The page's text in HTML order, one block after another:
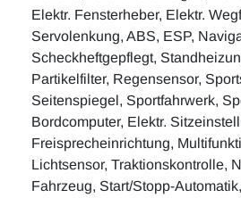
Elektr. Fensterheber, Elektr.
Servolenkung, ABS, ESP,
Scheckheftgepflegt,
Partikelfilter, Regensensor,
Seitenspiegel, Sportfahrwerk,
Bordcomputer, Elektr.
Freisprecheinrichtung,
Lichtsensor, Traktionskontrolle,
Fahrzeug, Start/Stopp-